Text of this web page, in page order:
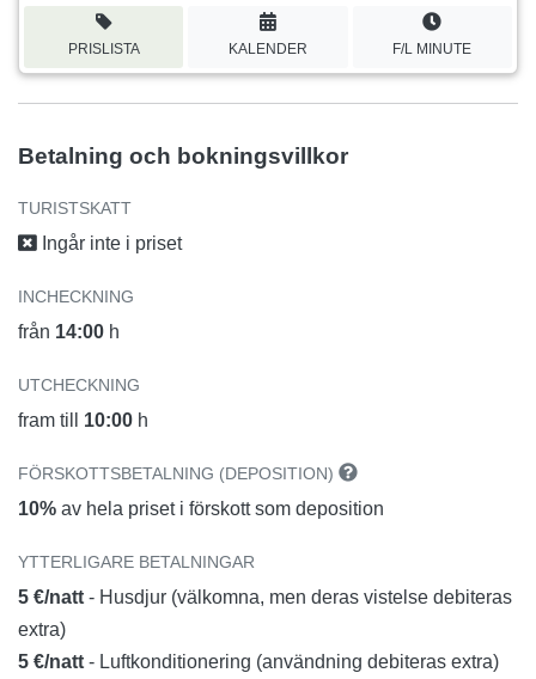
PRISLISTA KALENDER F/L MINUTE
Betalning och bokningsvillkor
TURISTSKATT
Ingår inte i priset
INCHECKNING
från 14:00 h
UTCHECKNING
fram till 10:00 h
FÖRSKOTTSBETALNING (DEPOSITION)
10% av hela priset i förskott som deposition
YTTERLIGARE BETALNINGAR
5 €/natt - Husdjur (välkomna, men deras vistelse debiteras
extra)
5 €/natt - Luftkonditionering (användning debiteras extra)